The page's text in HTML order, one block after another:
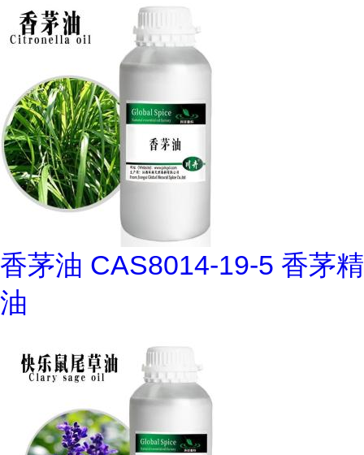
香茅油 CAS8014-19-5 香茅精
油